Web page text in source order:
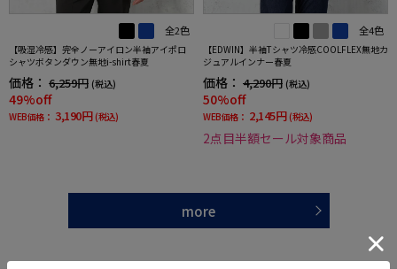
全2色
【吸湿冷感】完全ノーアイロン半袖アイポロ
シャツボタンダウン無地i-shirt春夏
価格： 6,259円 (税込)
49%off
WEB価格： 3,190円 (税込)
全4色
【EDWIN】半袖Tシャツ冷感COOLFLEX無地カ
ジュアルインナー春夏
価格： 4,290円 (税込)
50%off
WEB価格： 2,145円 (税込)
2点目半額セール対象商品
more